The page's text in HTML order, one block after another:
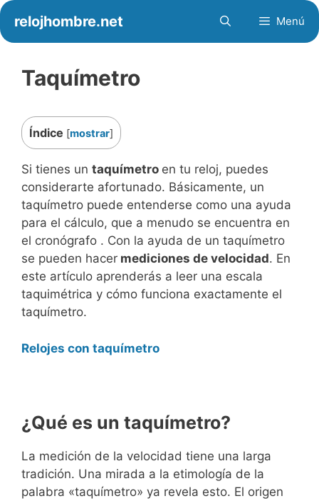
Saltar
al
contenido
relojhombre.net Menú
Taquímetro
Índice [mostrar]
Si tienes un taquímetro en tu reloj, puedes
considerarte afortunado. Básicamente, un
taquímetro puede entenderse como una ayuda
para el cálculo, que a menudo se encuentra en
el cronógrafo . Con la ayuda de un taquímetro
se pueden hacer mediciones de velocidad. En
este artículo aprenderás a leer una escala
taquimétrica y cómo funciona exactamente el
taquímetro.
Relojes con taquímetro
¿Qué es un taquímetro?
La medición de la velocidad tiene una larga
tradición. Una mirada a la etimología de la
palabra «taquímetro» ya revela esto. El origen